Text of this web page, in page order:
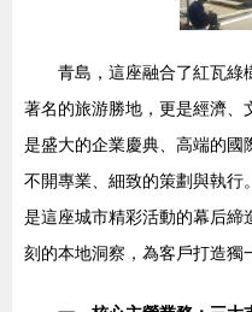
青島，這座融合了紅瓦綠
著名的旅游勝地，更是經濟、
是盛大的企業慶典、高端的國
不開專業、細致的策劃與執行
是這座城市精彩活動的幕后締
刻的本地洞察，為客戶打造獨